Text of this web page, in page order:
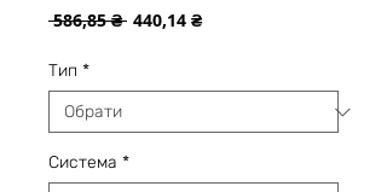
586,85 ₴ Звичайна
440,14 ₴За
Тип *
Cистема *